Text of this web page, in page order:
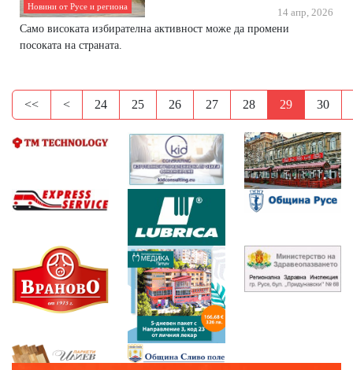
Новини от Русе и региона
14 апр, 2026
Само високата избирателна активност може да промени
посоката на страната.
<< < 24 25 26 27 28 29 30